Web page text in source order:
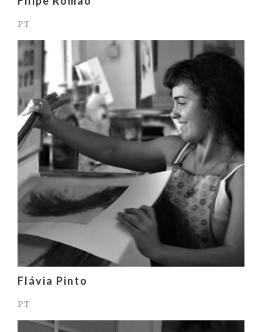
PT
Flávia Pinto
PT